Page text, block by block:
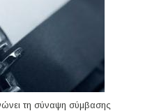
τη σύναψη σύμβασης